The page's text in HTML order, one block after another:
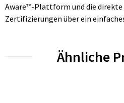
Aware™-Plattform und die
Zertifizierungen über ein
Ähnliche